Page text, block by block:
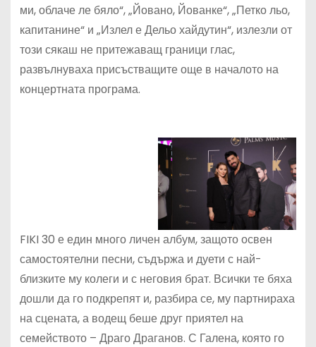
ми, облаче ле бяло“, „Йовано, Йованке“, „Петко льо,
капитанине“ и „Излел е Дельо хайдутин“, излезли от
този сякаш не притежаващ граници глас,
развълнуваха присъстващите още в началото на
концертната програма.
FIKI 30 е един много личен албум, защото освен
самостоятелни песни, съдържа и дуети с най-
близките му колеги и с неговия брат. Всички те бяха
дошли да го подкрепят и, разбира се, му партнираха
на сцената, а водещ беше друг приятел на
семейството – Драго Драганов. С Галена, която го